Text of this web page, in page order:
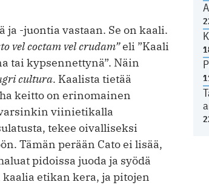
-juontia vastaan. Se on kaali.
vel coctam vel crudam”eli ”Kaali
tai kypsennettynä”. Näin
cultura. Kaalista tietää
keitto on erinomainen
viinietikalla
tekee oivalliseksi
Tämän perään Cato ei lisää,
pidoissa juoda ja syödä
etikan kera, ja pitojen